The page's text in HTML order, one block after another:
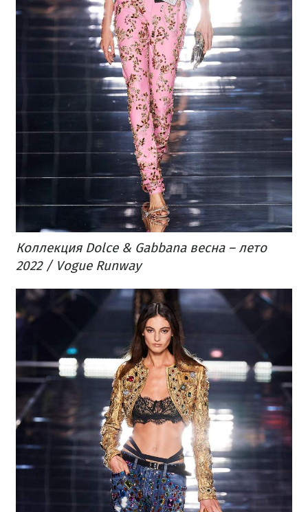
Коллекция Dolce & Gabbana весна – лето
2022 / Vogue Runway